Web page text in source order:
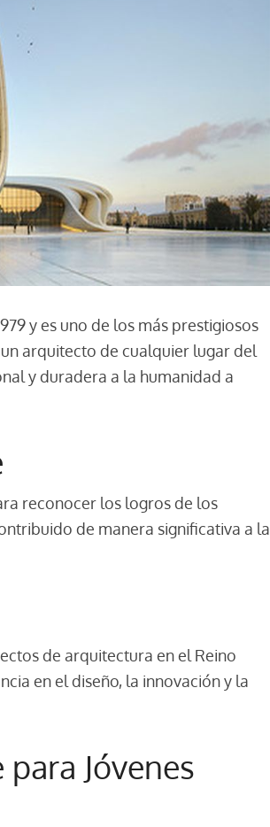
y es uno de los más prestigiosos
arquitecto de cualquier lugar del
y duradera a la humanidad a
reconocer los logros de los
de manera significativa a la
de arquitectura en el Reino
en el diseño, la innovación y la
Jóvenes